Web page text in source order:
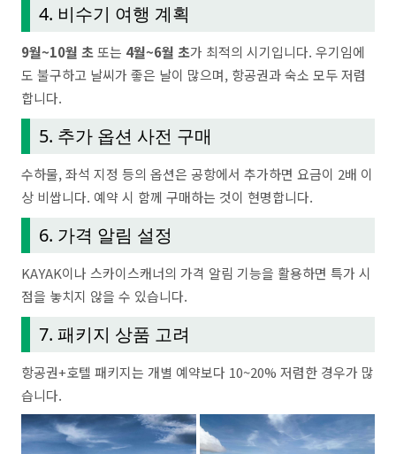
4. 비수기 여행 계획
9월~10월 초또는 4월~6월 초가 최적의 시기입니다. 우기임에
도 불구하고 날씨가 좋은 날이 많으며, 항공권과 숙소 모두 저렴
합니다.
5. 추가 옵션 사전 구매
수하물, 좌석 지정 등의 옵션은 공항에서 추가하면 요금이 2배 이
상 비쌉니다. 예약 시 함께 구매하는 것이 현명합니다.
6. 가격 알림 설정
KAYAK이나 스카이스캐너의 가격 알림 기능을 활용하면 특가 시
점을 놓치지 않을 수 있습니다.
7. 패키지 상품 고려
항공권+호텔 패키지는 개별 예약보다 10~20% 저렴한 경우가 많
습니다.